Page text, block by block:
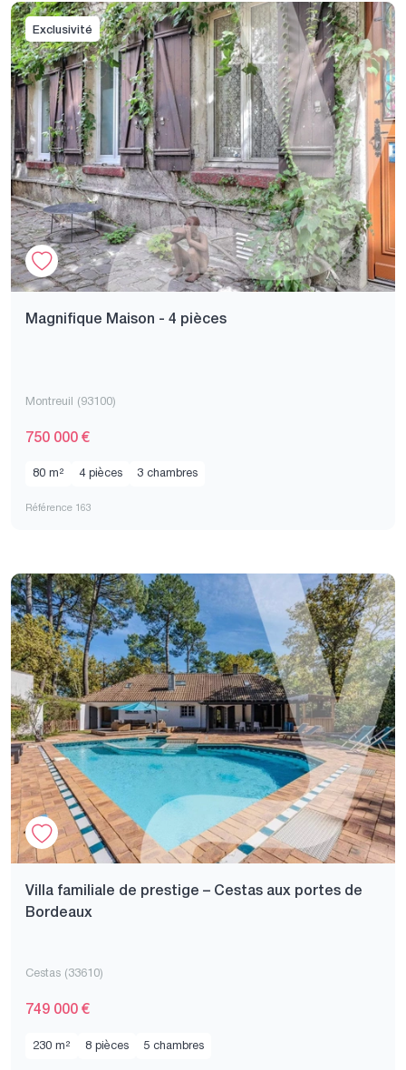
Exclusivité
Magnifique Maison - 4 pièces
Montreuil (93100)
750 000 €
80 m² 4 pièces 3 chambres
Référence 163
Villa familiale de prestige – Cestas aux portes de
Bordeaux
Cestas (33610)
749 000 €
230 m² 8 pièces 5 chambres